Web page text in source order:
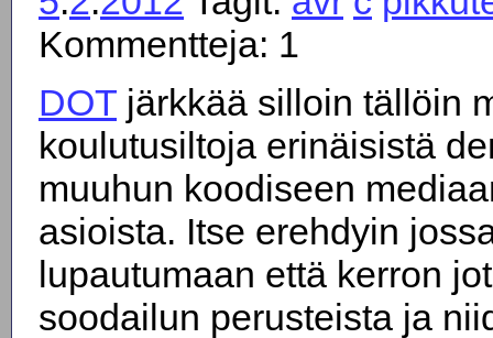
Kommentteja: 1
DOT järkkää silloin tällöin
koulutusiltoja erinäisistä
muuhun koodiseen
asioista. Itse erehdyin
lupautumaan että kerron
soodailun perusteista ja